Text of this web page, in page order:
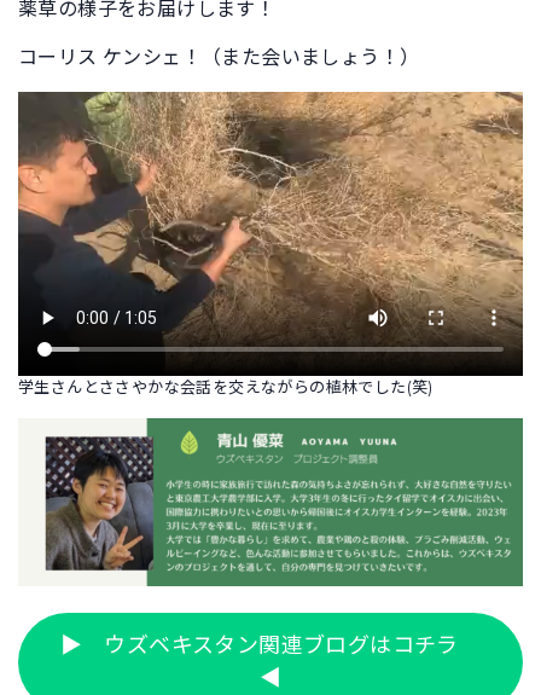
薬草の様子をお届けします！
コーリス ケンシェ！（また会いましょう！）
学生さんとささやかな会話を交えながらの植林でした(笑)
▶ ウズベキスタン関連ブログはコチラ
◀